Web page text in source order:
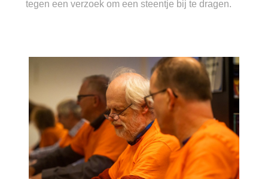
tegen een verzoek om een steentje bij te dragen.